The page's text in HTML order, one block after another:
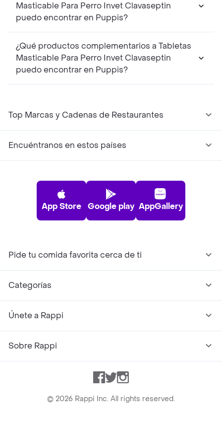
Masticable Para Perro Invet Clavaseptin
puedo encontrar en Puppis?
¿Qué productos complementarios a Tabletas
Masticable Para Perro Invet Clavaseptin
puedo encontrar en Puppis?
Top Marcas y Cadenas de Restaurantes
Encuéntranos en estos países
App Store Google play AppGallery
Pide tu comida favorita cerca de ti
Categorías
Únete a Rappi
Sobre Rappi
Facebook
TwitterInstagram
© 2026 Rappi Inc. All rights reserved.